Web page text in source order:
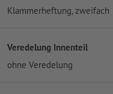
Klammerheftung, zweifach
Veredelung Innenteil
ohne Veredelung